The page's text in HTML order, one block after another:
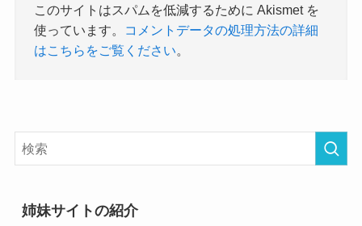
このサイトはスパムを低減するために Akismet を
使っています。
コメントデータの処理方法の詳細
はこちらをご覧ください。
姉妹サイトの紹介